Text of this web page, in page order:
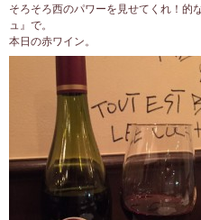
そろそろ西のパワーを見せてくれ！的
ュ』で。
本日の赤ワイン。